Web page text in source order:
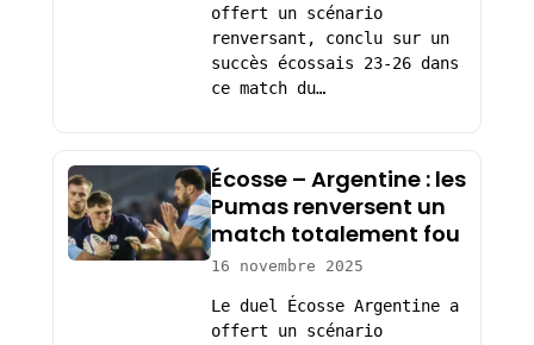
offert un scénario
renversant, conclu sur un
succès écossais 23-26 dans
ce match du…
Écosse – Argentine : les
Pumas renversent un
match totalement fou
16 novembre 2025
Le duel Écosse Argentine a
offert un scénario